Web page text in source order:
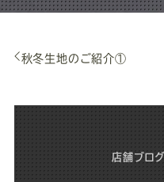
秋冬生地のご紹介①
店舗ブログ